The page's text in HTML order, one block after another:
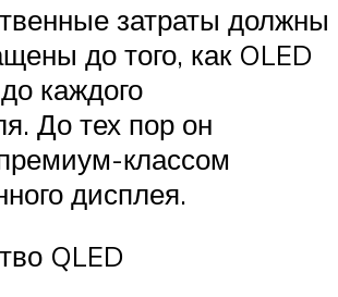
затраты должны
до того, как OLED
каждого
До тех пор он
классом
дисплея.
QLED